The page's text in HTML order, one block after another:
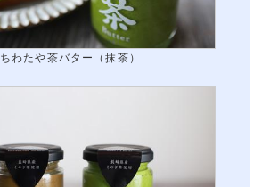
ちわたや茶バター（抹茶）